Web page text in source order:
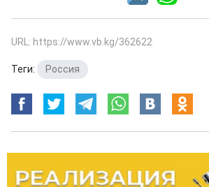
URL: https://www.vb.kg/362622
Теги: Россия